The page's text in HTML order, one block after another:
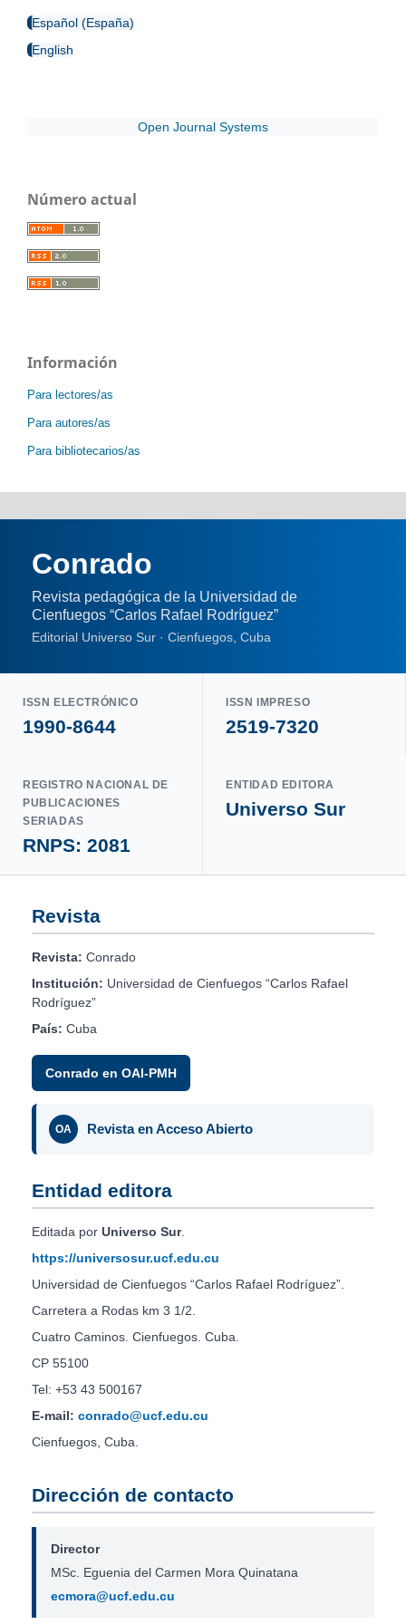
Español (España)
English
Open Journal Systems
Número actual
Información
Para lectores/as
Para autores/as
Para bibliotecarios/as
Conrado
Revista pedagógica de la Universidad de
Cienfuegos “Carlos Rafael Rodríguez”
Editorial Universo Sur · Cienfuegos, Cuba
ISSN ELECTRÓNICO
1990-8644
ISSN IMPRESO
2519-7320
REGISTRO NACIONAL DE
PUBLICACIONES
SERIADAS
RNPS: 2081
ENTIDAD EDITORA
Universo Sur
Revista
Revista: Conrado
Institución: Universidad de Cienfuegos “Carlos Rafael
Rodríguez”
País: Cuba
Conrado en OAI-PMH
OA Revista en Acceso Abierto
Entidad editora
Editada por Universo Sur.
https://universosur.ucf.edu.cu
Universidad de Cienfuegos “Carlos Rafael Rodríguez”.
Carretera a Rodas km 3 1/2.
Cuatro Caminos. Cienfuegos. Cuba.
CP 55100
Tel: +53 43 500167
E-mail: conrado@ucf.edu.cu
Cienfuegos, Cuba.
Dirección de contacto
Director
MSc. Eguenia del Carmen Mora Quinatana
ecmora@ucf.edu.cu